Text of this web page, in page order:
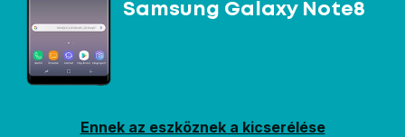
Samsung Galaxy Note8
Ennek az eszköznek a kicserélése